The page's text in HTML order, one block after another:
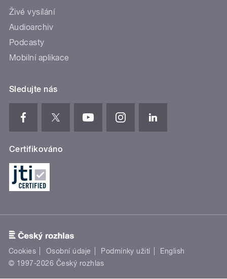
Živé vysílání
Audioarchiv
Podcasty
Mobilní aplikace
Sledujte nás
Certifikováno
Cookies Osobní údaje Podmínky užití
English
© 1997-2026 Český rozhlas